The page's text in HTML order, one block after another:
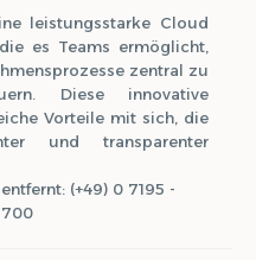
leistungsstarke Cloud
es Teams ermöglicht,
zentral zu
Diese innovative
Vorteile mit sich, die
und transparenter
(+49) 0 7195 -